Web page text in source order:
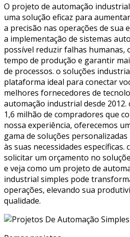
O projeto de automação
uma solução eficaz para
a precisão nas operações de sua
a implementação de sistemas
possível reduzir falhas humanas,
tempo de produção e garantir
de processos. o soluções
plataforma ideal para conectar
melhores fornecedores de
automação industrial desde 2012.
1,6 milhão de compradores que
nossa experiência, oferecemos
gama de soluções
às suas necessidades específicas.
solicitar um orçamento no
e veja como um projeto de
industrial simples pode
operações, elevando sua
qualidade.